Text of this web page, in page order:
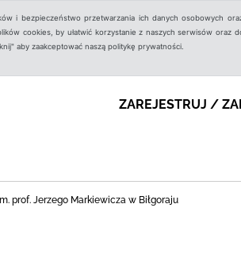
i bezpieczeństwo przetwarzania ich danych osobowych
cookies, by ułatwić korzystanie z naszych serwisów oraz
aby zaakceptować naszą politykę prywatności.
ZAREJESTRUJ /
prof. Jerzego Markiewicza w Biłgoraju